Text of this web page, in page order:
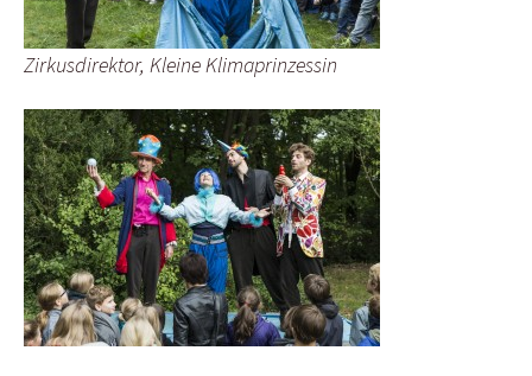
Zirkusdirektor, Kleine Klimaprinzessin